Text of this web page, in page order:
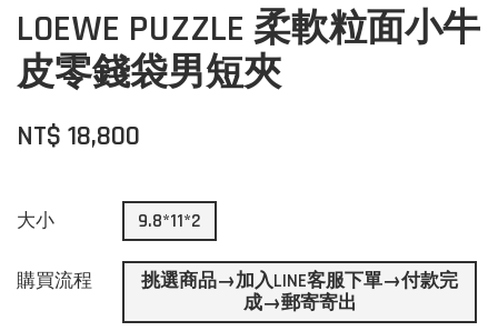
LOEWE PUZZLE 柔軟粒面小牛
皮零錢袋男短夾
NT$ 18,800
大小 9.8*11*2
購買流程
挑選商品→加入LINE客服下單→付款完
成→郵寄寄出